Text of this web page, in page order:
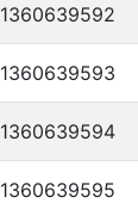
1360639592
1360639593
1360639594
1360639595